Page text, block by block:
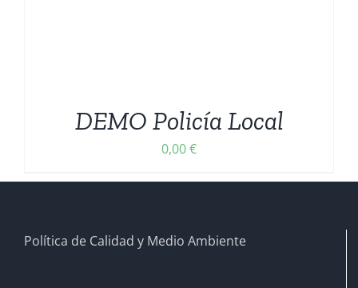
DEMO Policía Local
0,00€
Política de Calidad y Medio Ambiente